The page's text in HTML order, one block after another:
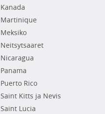
Kanada
Martinique
Meksiko
Neitsytsaaret
Nicaragua
Panama
Puerto Rico
Saint Kitts ja Nevis
Saint Lucia